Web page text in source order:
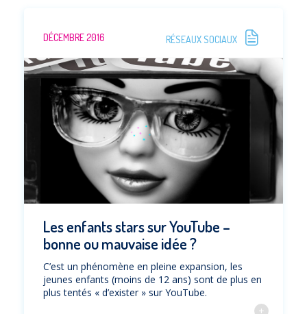
DÉCEMBRE 2016 RÉSEAUX SOCIAUX
Les enfants stars sur YouTube –
bonne ou mauvaise idée ?
C’est un phénomène en pleine expansion, les
jeunes enfants (moins de 12 ans) sont de plus en
plus tentés « d’exister » sur YouTube.